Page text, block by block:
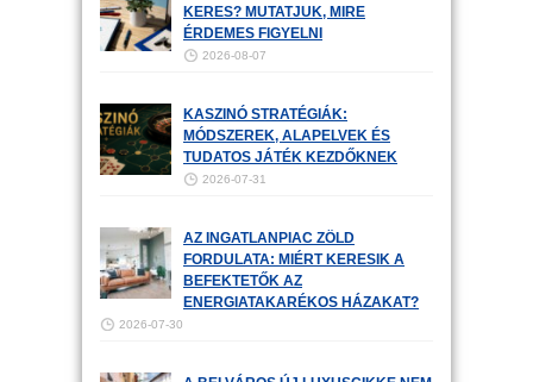
KERES? MUTATJUK, MIRE
ÉRDEMES FIGYELNI
2026-08-07
KASZINÓ STRATÉGIÁK:
MÓDSZEREK, ALAPELVEK ÉS
TUDATOS JÁTÉK KEZDŐKNEK
2026-07-31
AZ INGATLANPIAC ZÖLD
FORDULATA: MIÉRT KERESIK A
BEFEKTETŐK AZ
ENERGIATAKARÉKOS HÁZAKAT?
2026-07-30